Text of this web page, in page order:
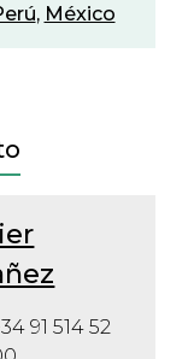
, México
91 514 52